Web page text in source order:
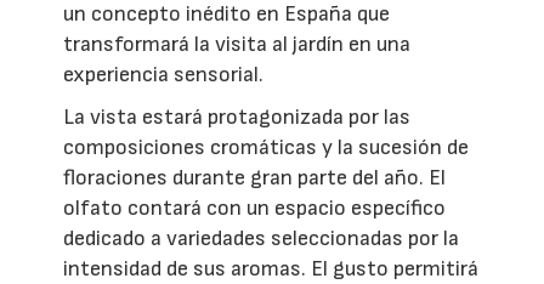
un concepto inédito en España que
transformará la visita al jardín en una
experiencia sensorial.
La vista estará protagonizada por las
composiciones cromáticas y la sucesión de
floraciones durante gran parte del año. El
olfato contará con un espacio específico
dedicado a variedades seleccionadas por la
intensidad de sus aromas. El gusto permitirá